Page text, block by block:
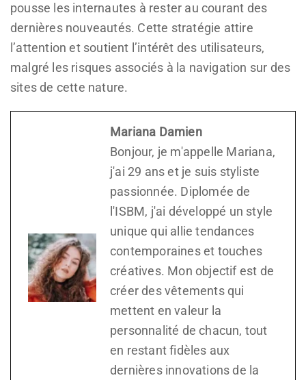
pousse les internautes à rester au courant des
dernières nouveautés. Cette stratégie attire
l’attention et soutient l’intérêt des utilisateurs,
malgré les risques associés à la navigation sur des
sites de cette nature.
Mariana Damien
Bonjour, je m'appelle Mariana,
j'ai 29 ans et je suis styliste
passionnée. Diplomée de
l'ISBM, j'ai développé un style
unique qui allie tendances
contemporaines et touches
créatives. Mon objectif est de
créer des vêtements qui
mettent en valeur la
personnalité de chacun, tout
en restant fidèles aux
dernières innovations de la